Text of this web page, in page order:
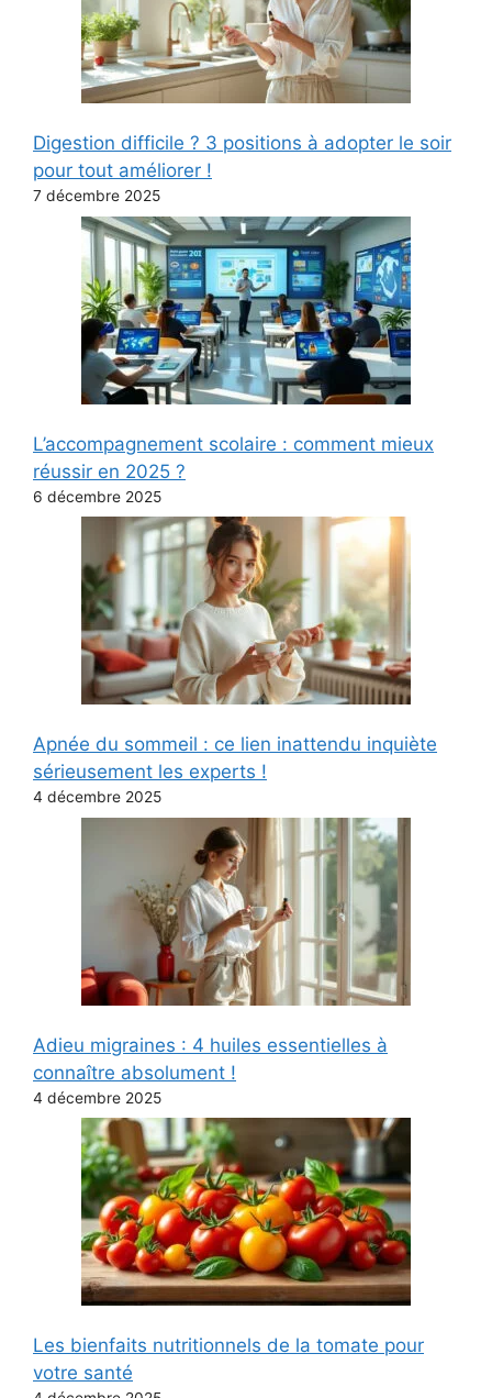
Digestion difficile ? 3 positions à adopter le soir
pour tout améliorer !
7 décembre 2025
L’accompagnement scolaire : comment mieux
réussir en 2025 ?
6 décembre 2025
Apnée du sommeil : ce lien inattendu inquiète
sérieusement les experts !
4 décembre 2025
Adieu migraines : 4 huiles essentielles à
connaître absolument !
4 décembre 2025
Les bienfaits nutritionnels de la tomate pour
votre santé